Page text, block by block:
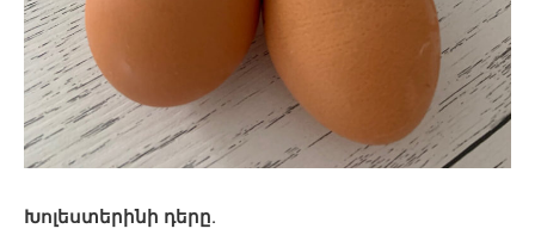
Խոլեստերինի դերը.